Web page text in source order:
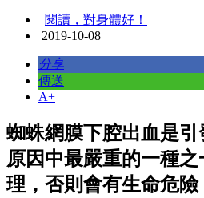
閱讀，對身體好！
2019-10-08
分享
傳送
A+
蜘蛛網膜下腔出血是
原因中最嚴重的一種
理，否則會有生命危